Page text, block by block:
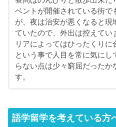
ベントが開催されている街で
が、夜は治安が悪くなると現
ていたので、外出は控えてい
リアによってはひったくりに
という事で人目を常に気にし
らない点は少々窮屈だったか
す。
語学留学を考えている方